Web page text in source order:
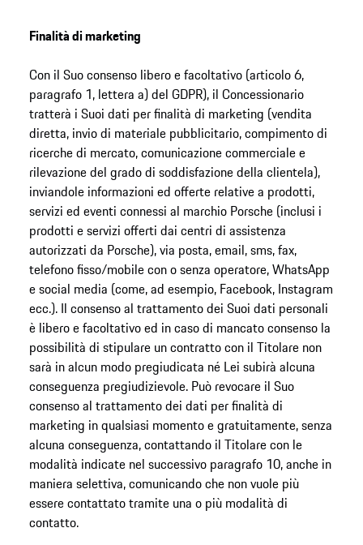
Finalità di marketing
Con il Suo consenso libero e facoltativo (articolo 6,
paragrafo 1, lettera a) del GDPR), il Concessionario
tratterà i Suoi dati per finalità di marketing (vendita
diretta, invio di materiale pubblicitario, compimento di
ricerche di mercato, comunicazione commerciale e
rilevazione del grado di soddisfazione della clientela),
inviandole informazioni ed offerte relative a prodotti,
servizi ed eventi connessi al marchio Porsche (inclusi i
prodotti e servizi offerti dai centri di assistenza
autorizzati da Porsche), via posta, email, sms, fax,
telefono fisso/mobile con o senza operatore, WhatsApp
e social media (come, ad esempio, Facebook, Instagram
ecc.). Il consenso al trattamento dei Suoi dati personali
è libero e facoltativo ed in caso di mancato consenso la
possibilità di stipulare un contratto con il Titolare non
sarà in alcun modo pregiudicata né Lei subirà alcuna
conseguenza pregiudizievole. Può revocare il Suo
consenso al trattamento dei dati per finalità di
marketing in qualsiasi momento e gratuitamente, senza
alcuna conseguenza, contattando il Titolare con le
modalità indicate nel successivo paragrafo 10, anche in
maniera selettiva, comunicando che non vuole più
essere contattato tramite una o più modalità di
contatto.